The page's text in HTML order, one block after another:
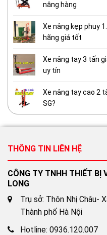
nâng hàng
Xe nâng kẹp phuy
hãng giá tốt
Xe nâng tay 3 tấn
uy tín
Xe nâng tay cao 2
SG?
THÔNG TIN LIÊN HỆ
CÔNG TY TNHH THIẾT BỊ
LONG
Trụ sở: Thôn Nhị Châu-
Thành phố Hà Nội
Hotline: 0936.120.007